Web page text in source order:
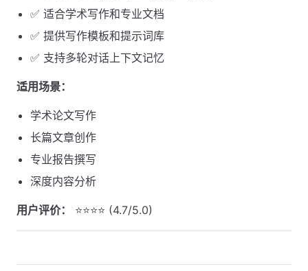
✅ 适合学术写作和专业文档
✅ 提供写作模板和提示词库
✅ 支持多轮对话上下文记忆
适用场景：
学术论文写作
长篇文章创作
专业报告撰写
深度内容分析
用户评价： ⭐⭐⭐⭐ (4.7/5.0)